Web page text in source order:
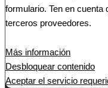
formulario. Ten en
terceros proveedores.
Más información
Desbloquear contenido
Aceptar el servicio